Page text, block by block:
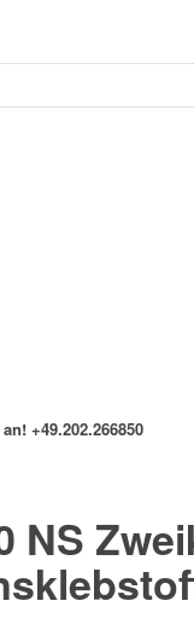
+49.202.266850
NS